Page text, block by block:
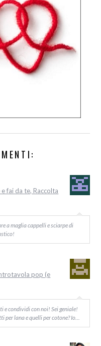
fai da te, Raccolta
a maglia cappelli e sciarpe di
pop (e
e condividi con noi! Sei geniale!
per lana e quelli per cotone? Io…